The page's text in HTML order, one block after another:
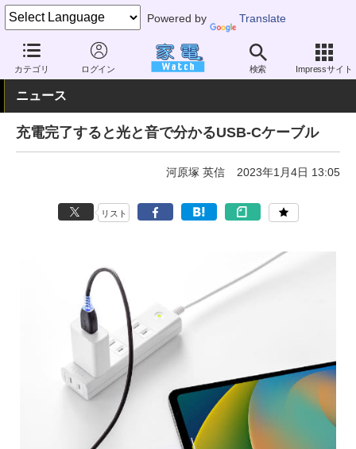
Powered by Translate
カテゴリ ログイン 検索 Impressサイト
家電 Watch 生活家電 電池・タップ ケーブルアクセサリー
ニュース
充電完了すると光と音で分かるUSB-Cケーブル
河原塚 英信 2023年1月4日 13:05
リスト